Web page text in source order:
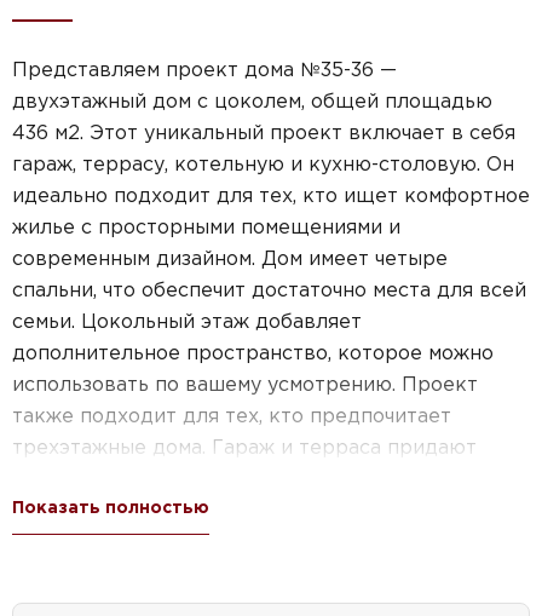
Представляем проект дома №35-36 —
двухэтажный дом с цоколем, общей площадью
436 м2. Этот уникальный проект включает в себя
гараж, террасу, котельную и кухню-столовую. Он
идеально подходит для тех, кто ищет комфортное
жилье с просторными помещениями и
современным дизайном. Дом имеет четыре
спальни, что обеспечит достаточно места для всей
семьи. Цокольный этаж добавляет
дополнительное пространство, которое можно
использовать по вашему усмотрению. Проект
также подходит для тех, кто предпочитает
трехэтажные дома. Гараж и терраса придают
Весь проект выполнен с учетом современных
требований и стандартов, чтобы обеспечить
повседневной жизни.
Показать полностью